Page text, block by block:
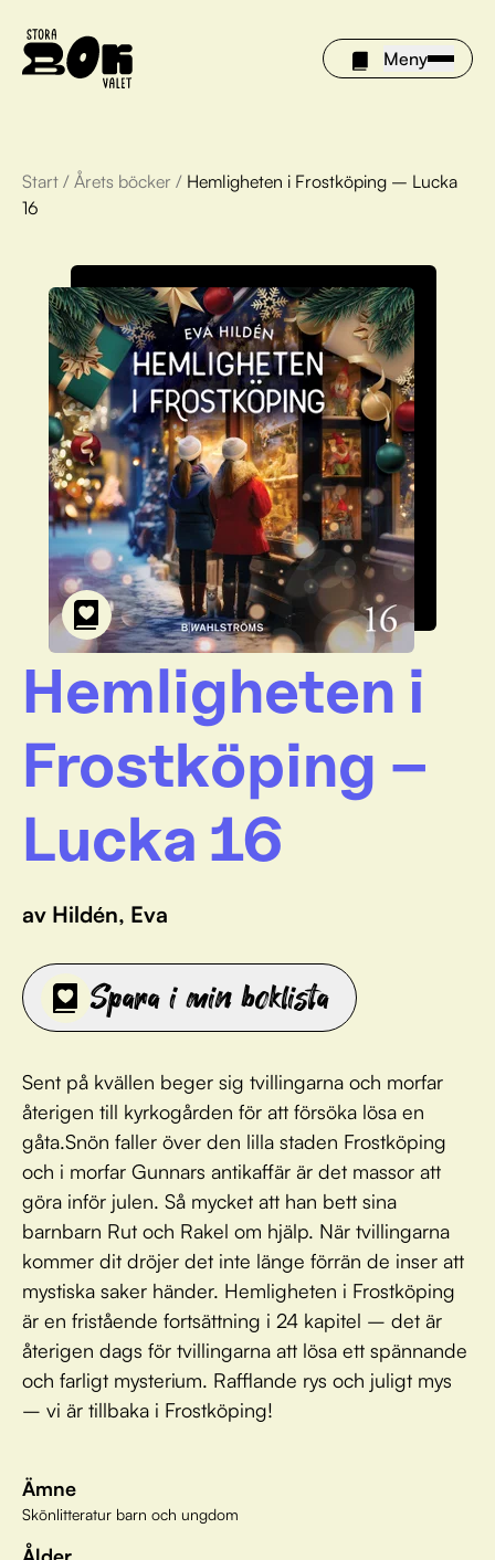
Meny
Årets böcker
Om Stora bokvalet
Olivia tipsar
Vinnare
FAQ
För bibliotek
Start / Årets böcker / Hemligheten i Frostköping – Lucka
16
Hemligheten i
Frostköping –
Lucka 16
av Hildén, Eva
Spara i min boklista
Sent på kvällen beger sig tvillingarna och morfar
återigen till kyrkogården för att försöka lösa en
gåta.Snön faller över den lilla staden Frostköping
och i morfar Gunnars antikaffär är det massor att
göra inför julen. Så mycket att han bett sina
barnbarn Rut och Rakel om hjälp. När tvillingarna
kommer dit dröjer det inte länge förrän de inser att
mystiska saker händer. Hemligheten i Frostköping
är en fristående fortsättning i 24 kapitel – det är
återigen dags för tvillingarna att lösa ett spännande
och farligt mysterium. Rafflande rys och juligt mys
– vi är tillbaka i Frostköping!
Ämne
Skönlitteratur barn och ungdom